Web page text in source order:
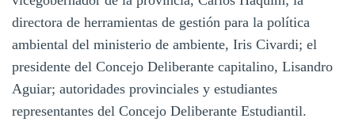
directora de herramientas de gestión para la política
ambiental del ministerio de ambiente, Iris Civardi; el
presidente del Concejo Deliberante capitalino, Lisandro
Aguiar; autoridades provinciales y estudiantes
representantes del Concejo Deliberante Estudiantil.